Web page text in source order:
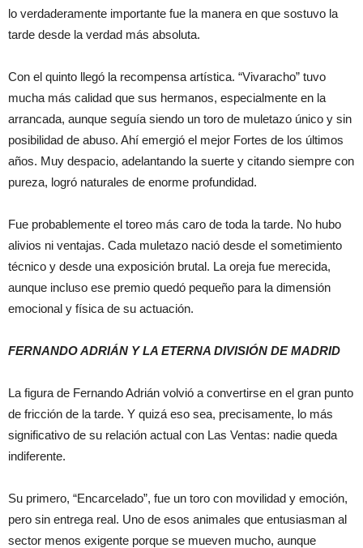
lo verdaderamente importante fue la manera en que sostuvo la
tarde desde la verdad más absoluta.
Con el quinto llegó la recompensa artística. “Vivaracho” tuvo
mucha más calidad que sus hermanos, especialmente en la
arrancada, aunque seguía siendo un toro de muletazo único y sin
posibilidad de abuso. Ahí emergió el mejor Fortes de los últimos
años. Muy despacio, adelantando la suerte y citando siempre con
pureza, logró naturales de enorme profundidad.
Fue probablemente el toreo más caro de toda la tarde. No hubo
alivios ni ventajas. Cada muletazo nació desde el sometimiento
técnico y desde una exposición brutal. La oreja fue merecida,
aunque incluso ese premio quedó pequeño para la dimensión
emocional y física de su actuación.
FERNANDO ADRIÁN Y LA ETERNA DIVISIÓN DE MADRID
La figura de Fernando Adrián volvió a convertirse en el gran punto
de fricción de la tarde. Y quizá eso sea, precisamente, lo más
significativo de su relación actual con Las Ventas: nadie queda
indiferente.
Su primero, “Encarcelado”, fue un toro con movilidad y emoción,
pero sin entrega real. Uno de esos animales que entusiasman al
sector menos exigente porque se mueven mucho, aunque